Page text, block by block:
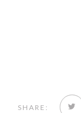
SHARE: